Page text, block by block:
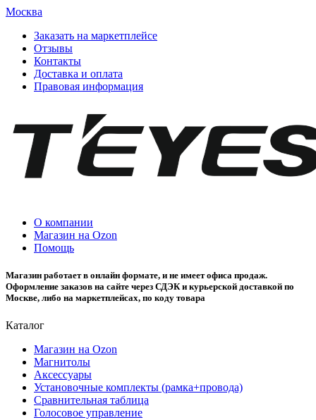
Москва
Заказать на маркетплейсе
Отзывы
Контакты
Доставка и оплата
Правовая информация
О компании
Магазин на Ozon
Помощь
Магазин работает в онлайн формате, и не имеет офиса продаж.
Оформление заказов на сайте через СДЭК и курьерской доставкой по
Москве, либо на маркетплейсах, по коду товара
Каталог
Магазин на Ozon
Магнитолы
Аксессуары
Установочные комплекты (рамка+провода)
Сравнительная таблица
Голосовое управление